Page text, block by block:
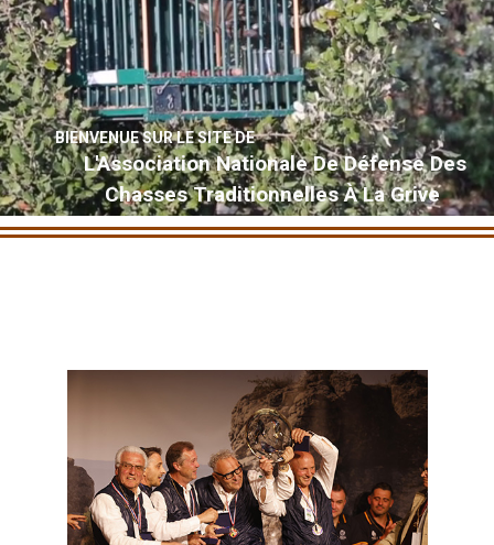
BIENVENUE SUR LE SITE DE
L'Association Nationale De Défense Des
Chasses Traditionnelles À La Grive